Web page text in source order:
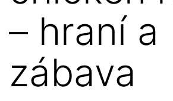
– hraní a
zábava